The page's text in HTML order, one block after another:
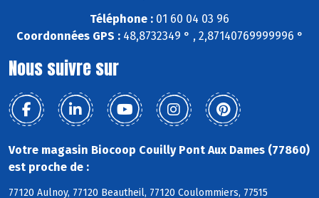
Téléphone : 01 60 04 03 96
Coordonnées GPS :48,8732349 ° , 2,87140769999996 °
Nous suivre sur
Votre magasin Biocoop Couilly Pont Aux Dames (77860)
est proche de :
77120 Aulnoy, 77120 Beautheil, 77120 Coulommiers, 77515